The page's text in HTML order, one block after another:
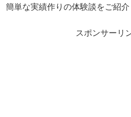
簡単な実績作りの体験談をご紹介
スポンサーリ